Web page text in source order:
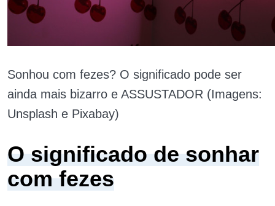
Sonhou com fezes? O significado pode ser
ainda mais bizarro e ASSUSTADOR (Imagens:
Unsplash e Pixabay)
O significado de sonhar
com fezes